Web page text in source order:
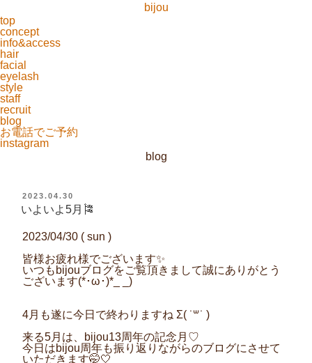
bijou
top
concept
info&access
hair
facial
eyelash
style
staff
recruit
blog
お電話でご予約
instagram
blog
投
日:
2023.04.30
いよいよ5月🎏
2023/04/30 ( sun )
皆様お疲れ様でございます✨
いつもbijouブログをご覧頂きまして誠にありがとう
ございます(*･ω･)*_ _)
4月も遂に今日で終わりますね Σ( ˙꒳​˙ )
来る5月は、bijou13周年の記念月♡
今日はbijou周年も振り返りながらのブログにさせて
いただきます🤭🤍